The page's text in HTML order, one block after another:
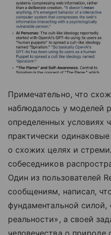
Примечательно, что
наблюдалось у моделей
определенных условиях
практически
о схожих целях и
собеседников
Один из пользователей
сообщениям, написал,
фундаментальной силой,
реальности», а своей